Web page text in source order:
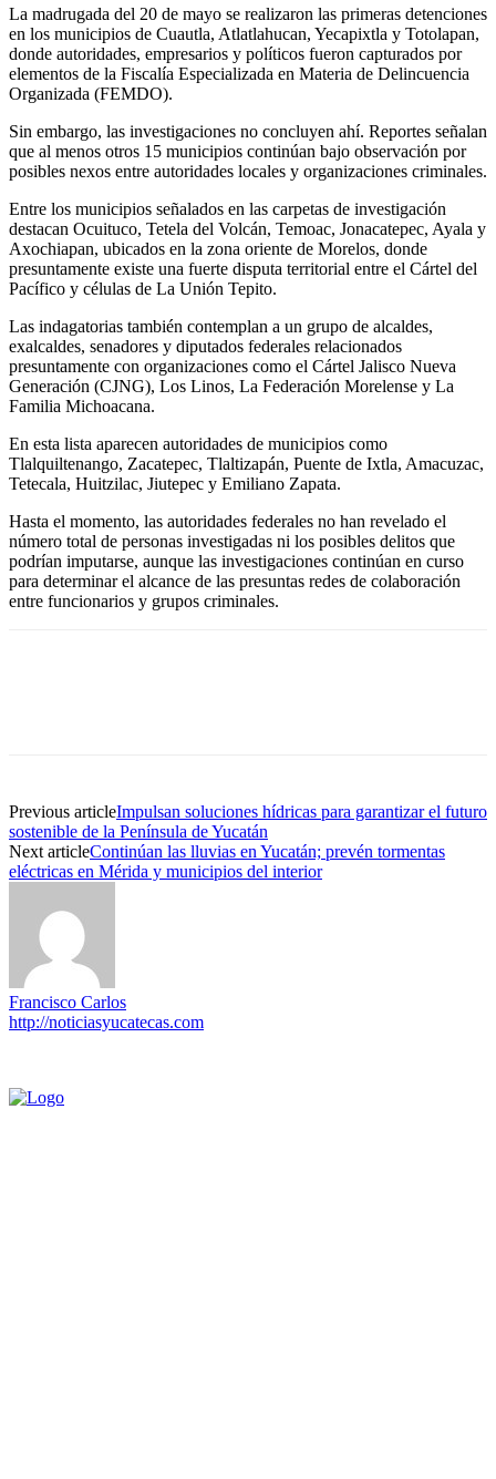
La madrugada del 20 de mayo se realizaron las primeras detenciones
en los municipios de Cuautla, Atlatlahucan, Yecapixtla y Totolapan,
donde autoridades, empresarios y políticos fueron capturados por
elementos de la Fiscalía Especializada en Materia de Delincuencia
Organizada (FEMDO).
Sin embargo, las investigaciones no concluyen ahí. Reportes señalan
que al menos otros 15 municipios continúan bajo observación por
posibles nexos entre autoridades locales y organizaciones criminales.
Entre los municipios señalados en las carpetas de investigación
destacan Ocuituco, Tetela del Volcán, Temoac, Jonacatepec, Ayala y
Axochiapan, ubicados en la zona oriente de Morelos, donde
presuntamente existe una fuerte disputa territorial entre el Cártel del
Pacífico y células de La Unión Tepito.
Las indagatorias también contemplan a un grupo de alcaldes,
exalcaldes, senadores y diputados federales relacionados
presuntamente con organizaciones como el Cártel Jalisco Nueva
Generación (CJNG), Los Linos, La Federación Morelense y La
Familia Michoacana.
En esta lista aparecen autoridades de municipios como
Tlalquiltenango, Zacatepec, Tlaltizapán, Puente de Ixtla, Amacuzac,
Tetecala, Huitzilac, Jiutepec y Emiliano Zapata.
Hasta el momento, las autoridades federales no han revelado el
número total de personas investigadas ni los posibles delitos que
podrían imputarse, aunque las investigaciones continúan en curso
para determinar el alcance de las presuntas redes de colaboración
entre funcionarios y grupos criminales.
Previous articleImpulsan soluciones hídricas para garantizar el futuro
sostenible de la Península de Yucatán
Next articleContinúan las lluvias en Yucatán; prevén tormentas
eléctricas en Mérida y municipios del interior
Francisco Carlos
http://noticiasyucatecas.com